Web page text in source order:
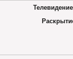
Телевидение